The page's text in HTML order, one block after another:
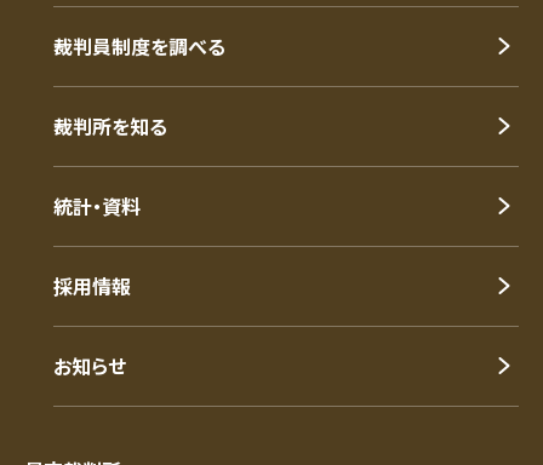
裁判員制度を調べる
裁判所を知る
統計・資料
採用情報
お知らせ